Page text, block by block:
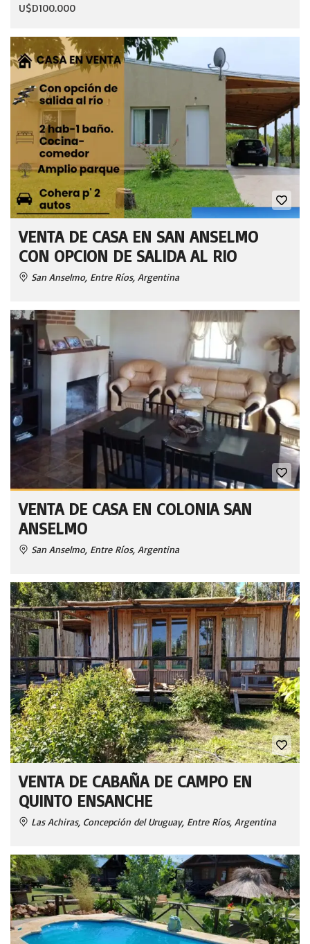
U$D100.000
VENTA DE CASA EN SAN ANSELMO
CON OPCION DE SALIDA AL RIO
San Anselmo, Entre Ríos, Argentina
VENTA DE CASA EN COLONIA SAN
ANSELMO
San Anselmo, Entre Ríos, Argentina
VENTA DE CABAÑA DE CAMPO EN
QUINTO ENSANCHE
Las Achiras, Concepción del Uruguay, Entre Ríos, Argentina